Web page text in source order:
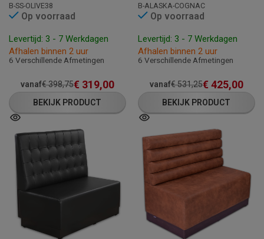
B-SS-OLIVE38
Op voorraad
Levertijd: 3 - 7 Werkdagen
Afhalen binnen 2 uur
6 Verschillende Afmetingen
vanaf€398,75€ 319,00
BEKIJK PRODUCT
B-ALASKA-COGNAC
Op voorraad
Levertijd: 3 - 7 Werkdagen
Afhalen binnen 2 uur
6 Verschillende Afmetingen
vanaf€531,25€ 425,00
BEKIJK PRODUCT